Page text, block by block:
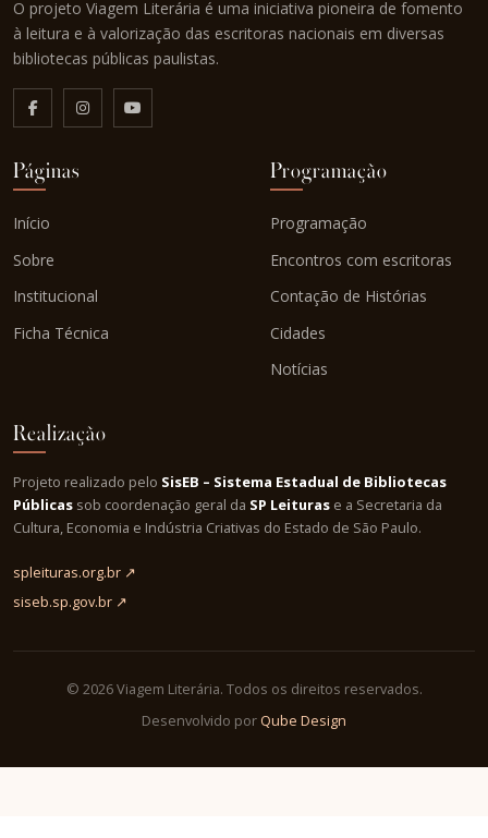
O projeto Viagem Literária é uma iniciativa pioneira de fomento
à leitura e à valorização das escritoras nacionais em diversas
bibliotecas públicas paulistas.
Páginas
Início
Sobre
Institucional
Ficha Técnica
Programação
Programação
Encontros com escritoras
Contação de Histórias
Cidades
Notícias
Realização
Projeto realizado pelo SisEB – Sistema Estadual de Bibliotecas
Públicas sob coordenação geral da SP Leituras e a Secretaria da
Cultura, Economia e Indústria Criativas do Estado de São Paulo.
spleituras.org.br ↗
siseb.sp.gov.br ↗
© 2026 Viagem Literária. Todos os direitos reservados.
Desenvolvido por Qube Design